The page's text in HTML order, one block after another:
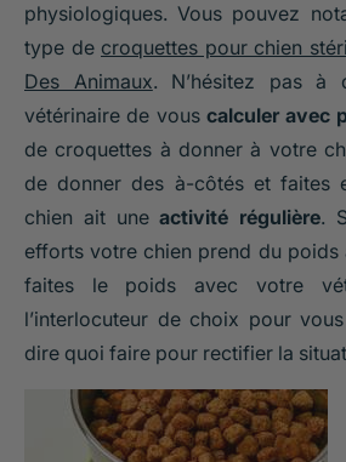
physiologiques. Vous pouvez
type de croquettes pour chien
Des Animaux. N’hésitez pas à
vétérinaire de vous calculer avec
de croquettes à donner à votre
de donner des à-côtés et faites
chien ait uneactivité régulière.
efforts votre chien prend du poids
faites le poids avec votre
l’interlocuteur de choix pour
dire quoi faire pour rectifier la